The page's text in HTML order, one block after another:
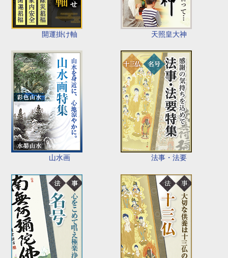
開運掛け軸 天照皇大神
山水画 法事・法要